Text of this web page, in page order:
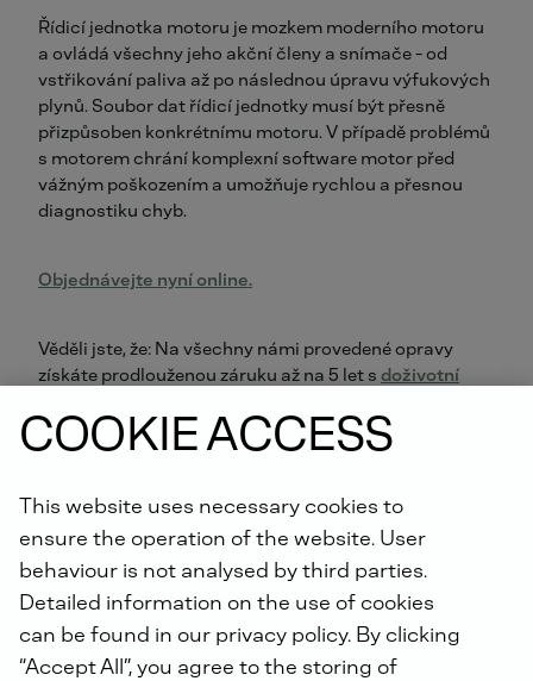
Řídicí jednotka motoru je mozkem moderního motoru
a ovládá všechny jeho akční členy a snímače - od
vstřikování paliva až po následnou úpravu výfukových
plynů. Soubor dat řídicí jednotky musí být přesně
přizpůsoben konkrétnímu motoru. V případě problémů
s motorem chrání komplexní software motor před
vážným poškozením a umožňuje rychlou a přesnou
diagnostiku chyb.
Objednávejte nyní online.
Věděli jste, že: Na všechny námi provedené opravy
získáte prodlouženou záruku až na 5 let s doživotní
SERVIS DEUTZ PO CELÉM SVĚTĚ
COOKIE ACCESS
This website uses necessary cookies to
ensure the operation of the website. User
behaviour is not analysed by third parties.
Detailed information on the use of cookies
can be found in our privacy policy. By clicking
“Accept All”, you agree to the storing of